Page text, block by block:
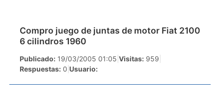
Compro juego de juntas de motor Fiat 2100
6 cilindros 1960
Publicado: 19/03/2005 01:05 Visitas: 959
Respuestas: 0 Usuario: